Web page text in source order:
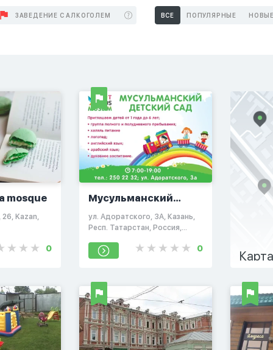
ЗАВЕДЕНИЕ С АЛКОГОЛЕМ ВСЕ ПОПУЛЯРНЫЕ
mosque
Kazan,
0
Мусульманский
детский сад
ул. Адоратского, 3А, Казань,
Респ. Татарстан, Россия,
0